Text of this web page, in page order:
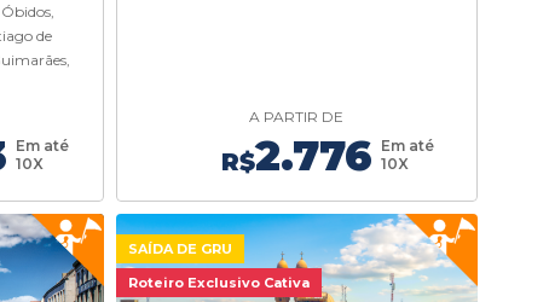
de
Em até
10X
A PARTIR DE
R$2.776 Em até
10X
SAÍDA DE GRU
Roteiro Exclusivo Cativa